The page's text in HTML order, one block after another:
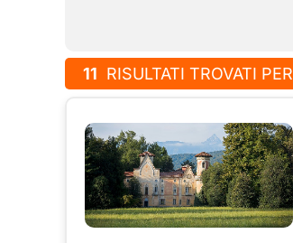
11 RISULTATI TROVATI PER